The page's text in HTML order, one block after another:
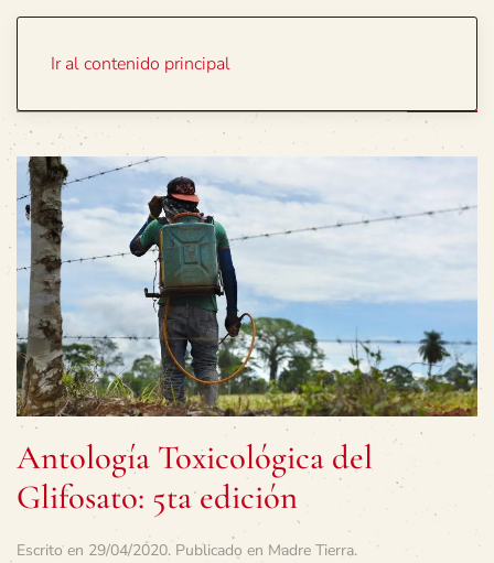
Ir al contenido principal
Antología Toxicológica del
Glifosato: 5ta edición
Escrito en 29/04/2020. Publicado en Madre Tierra.